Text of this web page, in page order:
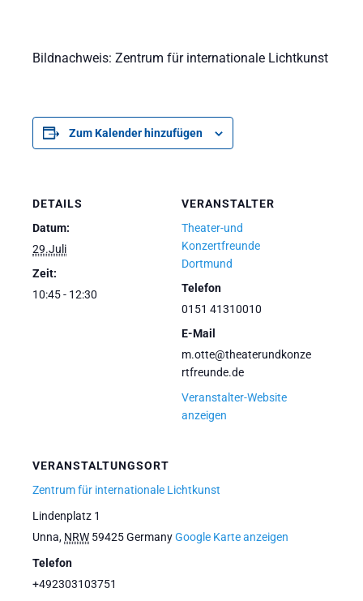
Bildnachweis: Zentrum für internationale Lichtkunst
Zum Kalender hinzufügen
DETAILS
Datum:
29.Juli
Zeit:
10:45 - 12:30
VERANSTALTER
Theater-und
Konzertfreunde
Dortmund
Telefon
0151 41310010
E-Mail
m.otte@theaterundkonze
rtfreunde.de
Veranstalter-Website
anzeigen
VERANSTALTUNGSORT
Zentrum für internationale Lichtkunst
Lindenplatz 1
Unna, NRW 59425GermanyGoogle Karte anzeigen
Telefon
+492303103751